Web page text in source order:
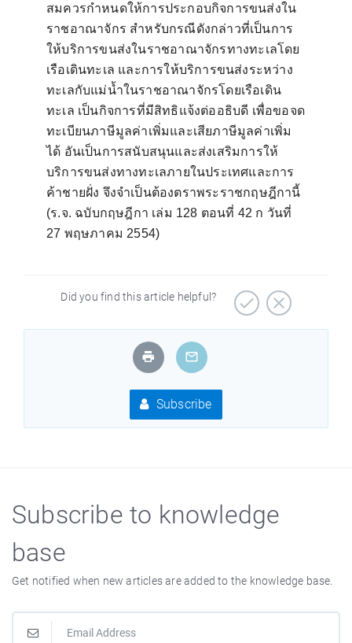
สมควรกำหนดให้การประกอบกิจการขนส่งใน
ราชอาณาจักร สำหรับกรณีดังกล่าวที่เป็นการ
ให้บริการขนส่งในราชอาณาจักรทางทะเลโดย
เรือเดินทะเล และการให้บริการขนส่งระหว่าง
ทะเลกับแม่น้ำในราชอาณาจักรโดยเรือเดิน
ทะเล เป็นกิจการที่มีสิทธิแจ้งต่ออธิบดี เพื่อขอจด
ทะเบียนภาษีมูลค่าเพิ่มและเสียภาษีมูลค่าเพิ่ม
ได้ อันเป็นการสนับสนุนและส่งเสริมการให้
บริการขนส่งทางทะเลภายในประเทศและการ
ค้าชายฝั่ง จึงจำเป็นต้องตราพระราชกฤษฎีกานี้
(ร.จ. ฉบับกฤษฎีกา เล่ม 128 ตอนที่ 42 ก วันที่
27 พฤษภาคม 2554)
Did you find this article helpful?
Subscribe
Subscribe to knowledge
base
Get notified when new articles are added to the knowledge base.